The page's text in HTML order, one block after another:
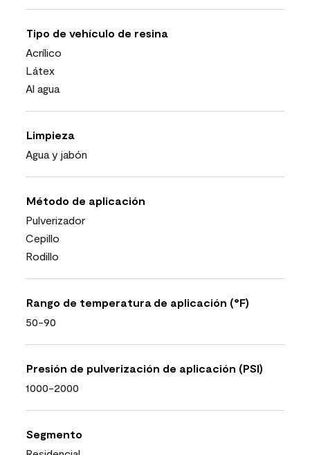
Tipo de vehículo de resina
Acrílico
Látex
Al agua
Limpieza
Agua y jabón
Método de aplicación
Pulverizador
Cepillo
Rodillo
Rango de temperatura de aplicación (°F)
50-90
Presión de pulverización de aplicación (PSI)
1000-2000
Segmento